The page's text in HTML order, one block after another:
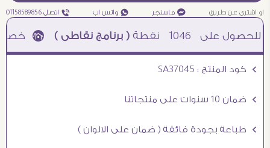
او اشترى عن طريق ¥ ماسنجر ₧ واتس اب ƒ اتصل 01158589856
1046 نقطة( برنامج نقاطى )à خصم 5% للعملاء الجدد à شحن مجانى عند الشراء ب 4000 جنيه à
Ö كود المنتج : SA37045
Ö ضمان 10 سنوات على منتجاتنا
Ö طباعة بجودة فائقة ( ضمان على الالوان )